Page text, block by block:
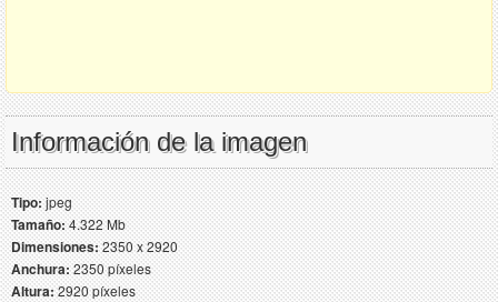
Información de la imagen
Tipo:jpeg
Tamaño:4.322 Mb
Dimensiones:2350 x 2920
Anchura:2350 píxeles
Altura:2920 píxeles